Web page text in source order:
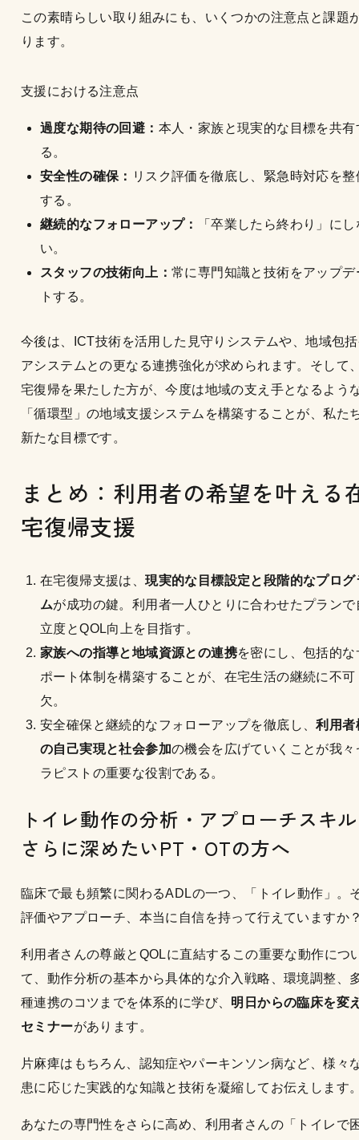
この素晴らしい取り組みにも、いくつかの注意点と課題
ります。
支援における注意点
過度な期待の回避： 本人・家族と現実的な目標を共有
る。
安全性の確保： リスク評価を徹底し、緊急時対応を整
する。
継続的なフォローアップ：
「卒業したら終わり」にし
い。
スタッフの技術向上： 常に専門知識と技術をアップデ
トする。
今後は、ICT技術を活用した見守りシステムや、地域包
アシステムとの更なる連携強化が求められます。そして
宅復帰を果たした方が、今度は地域の支え手となるよう
「循環型」の地域支援システムを構築することが、私た
新たな目標です。
まとめ：利用者の希望を叶える
宅復帰支援
在宅復帰支援は、現実的な目標設定と段階的なプログ
ムが成功の鍵。利用者一人ひとりに合わせたプランで
立度とQOL向上を目指す。
家族への指導と地域資源との連携を密にし、包括的な
ポート体制を構築することが、在宅生活の継続に不可
欠。
安全確保と継続的なフォローアップを徹底し、利用者
の自己実現と社会参加の機会を広げていくことが我々
ラピストの重要な役割である。
トイレ動作の分析・アプローチスキ
さらに深めたいPT・OTの方へ
臨床で最も頻繁に関わるADLの一つ、「トイレ動作」。
評価やアプローチ、本当に自信を持って行えていますか
利用者さんの尊厳とQOLに直結するこの重要な動作につ
て、動作分析の基本から具体的な介入戦略、環境調整、
種連携のコツまでを体系的に学び、 明日からの臨床を変
セミナーがあります。
片麻痺はもちろん、認知症やパーキンソン病など、様々
患に応じた実践的な知識と技術を凝縮してお伝えします
あなたの専門性をさらに高め、利用者さんの「トイレで